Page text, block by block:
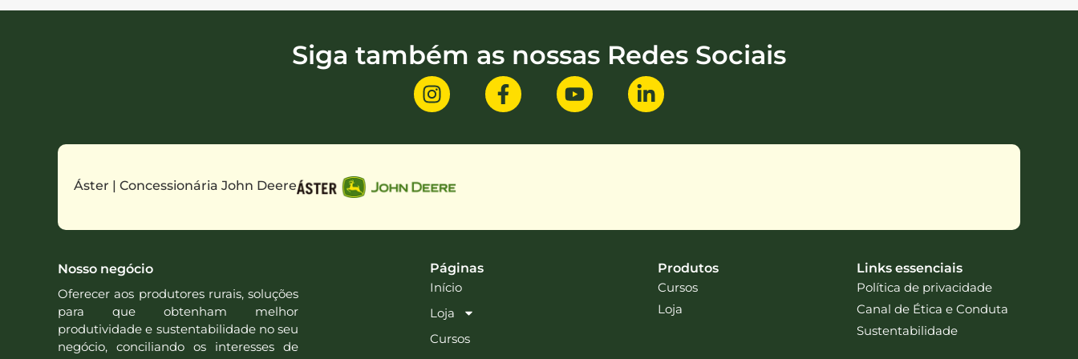
Siga também as nossas Redes Sociais
Áster | Concessionária John Deere
Nosso negócio
Oferecer aos produtores rurais, soluções
para que obtenham melhor
produtividade e sustentabilidade no seu
negócio, conciliando os interesses de
Páginas
Início
Loja
Cursos
Produtos
Cursos
Loja
Links essenciais
Política de privacidade
Canal de Ética e Conduta
Sustentabilidade